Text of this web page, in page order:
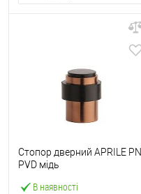
В наявності
Стопор дверний APRILE PN
PVD мідь